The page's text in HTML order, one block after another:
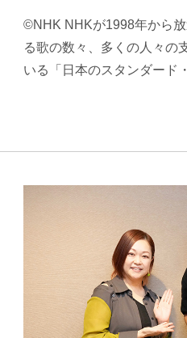
©NHK NHKが1998年から
る歌の数々、多くの人々の
いる「日本のスタンダード